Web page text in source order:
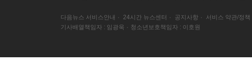
다음뉴스 서비스안내 · 24시간 뉴스센터 · 공지사항 ·
서비스 약관/정책
기사배열책임자 : 임광욱 · 청소년보호책임자 : 이호원